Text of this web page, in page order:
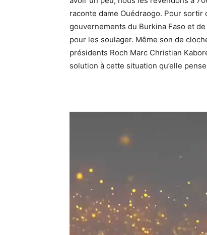
raconte dame Ouédraogo. Pour sortir
gouvernements du Burkina Faso et
pour les soulager. Même son de
présidents Roch Marc Christian
solution à cette situation qu’elle